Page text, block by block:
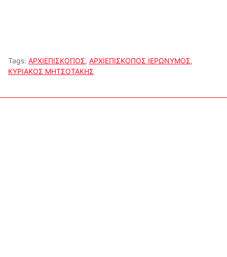
Tags: ΑΡΧΙΕΠΙΣΚΟΠΟΣ, ΑΡΧΙΕΠΙΣΚΟΠΟΣ ΙΕΡΩΝΥΜΟΣ,
ΚΥΡΙΑΚΟΣ ΜΗΤΣΟΤΑΚΗΣ